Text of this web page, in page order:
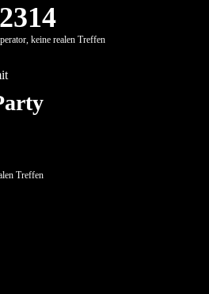
keine realen Treffen
Treffen